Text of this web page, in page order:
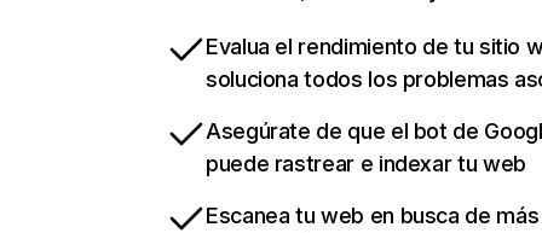
Evalua el rendimiento de tu sitio
soluciona todos los problemas
Asegúrate de que el bot de
puede rastrear e indexar tu web
Escanea tu web en busca de